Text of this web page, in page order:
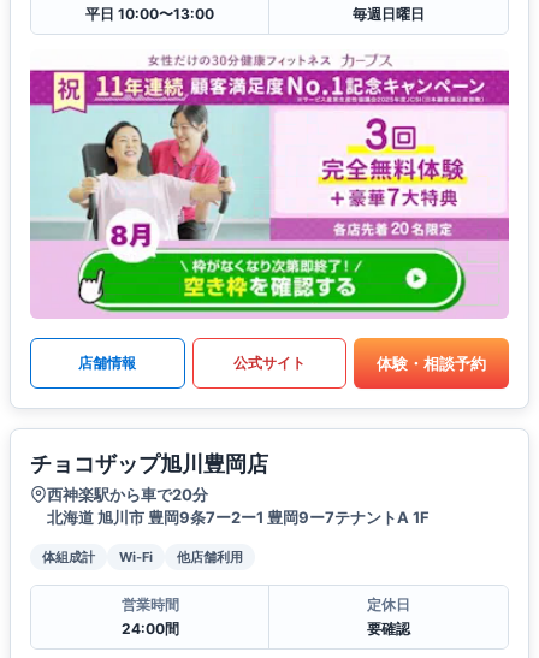
平日 10:00〜13:00
毎週日曜日
店舗情報 公式サイト 体験・相談予約
チョコザップ旭川豊岡店
西神楽駅から車で20分
北海道 旭川市 豊岡9条7ー2ー1 豊岡9ー7テナントA 1F
体組成計 Wi-Fi 他店舗利用
営業時間
24:00間
定休日
要確認